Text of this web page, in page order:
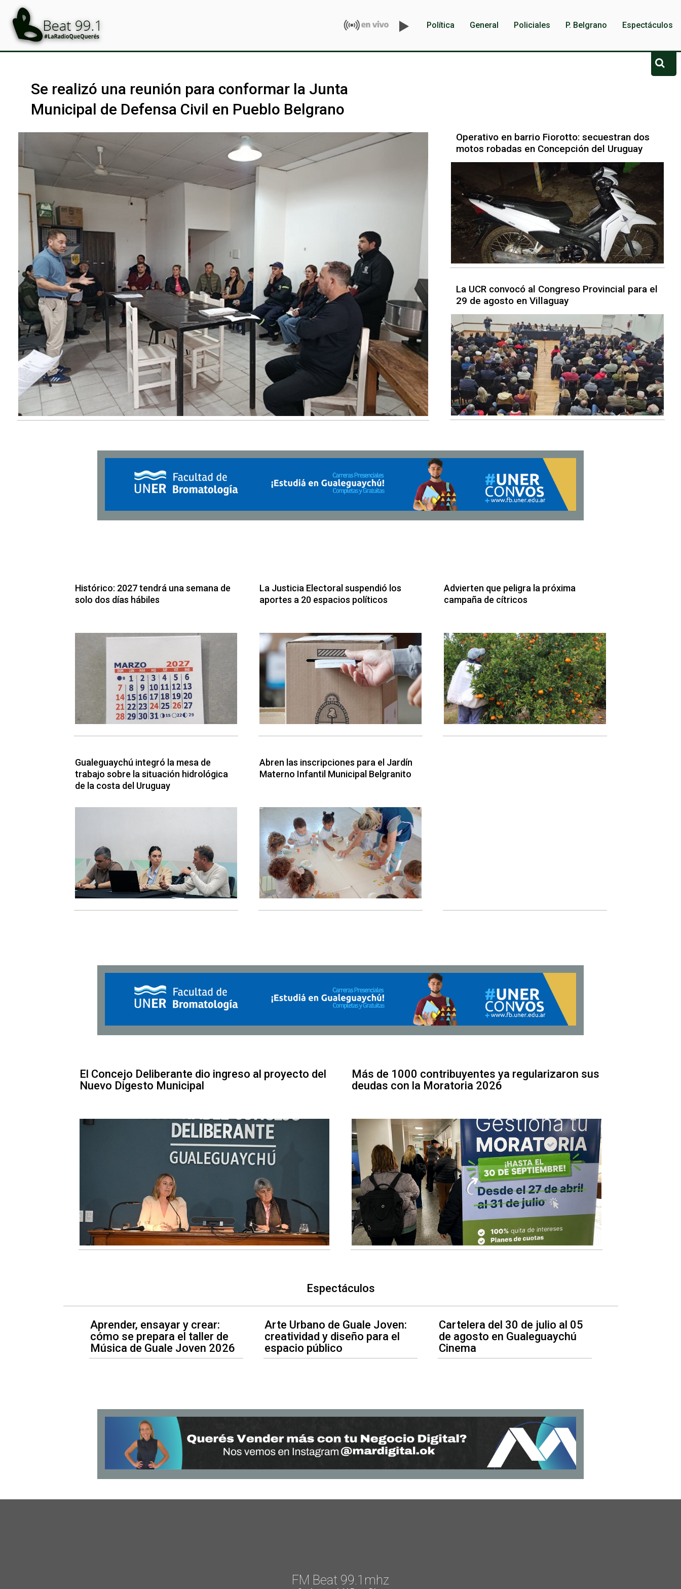
Política General Policiales P. Belgrano Espectáculos
Se realizó una reunión para conformar la Junta
Municipal de Defensa Civil en Pueblo Belgrano
Operativo en barrio Fiorotto: secuestran dos
motos robadas en Concepción del Uruguay
La UCR convocó al Congreso Provincial para el
29 de agosto en Villaguay
Histórico: 2027 tendrá una semana de
solo dos días hábiles
La Justicia Electoral suspendió los
aportes a 20 espacios políticos
Advierten que peligra la próxima
campaña de cítricos
Gualeguaychú integró la mesa de
trabajo sobre la situación hidrológica
de la costa del Uruguay
Abren las inscripciones para el Jardín
Materno Infantil Municipal Belgranito
El Concejo Deliberante dio ingreso al proyecto del
Nuevo Digesto Municipal
Más de 1000 contribuyentes ya regularizaron sus
deudas con la Moratoria 2026
Espectáculos
Aprender, ensayar y crear:
cómo se prepara el taller de
Música de Guale Joven 2026
Arte Urbano de Guale Joven:
creatividad y diseño para el
espacio público
Cartelera del 30 de julio al 05
de agosto en Gualeguaychú
Cinema
FM Beat 99.1mhz